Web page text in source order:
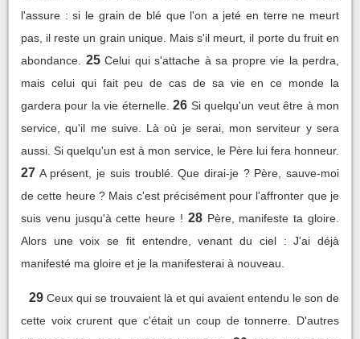
l'assure : si le grain de blé que l'on a jeté en terre ne meurt
pas, il reste un grain unique. Mais s'il meurt, il porte du fruit en
abondance.
25 Celui qui s'attache à sa propre vie la perdra,
mais celui qui fait peu de cas de sa vie en ce monde la
gardera pour la vie éternelle. 26 Si quelqu'un veut être à mon
service, qu'il me suive. Là où je serai, mon serviteur y sera
aussi. Si quelqu'un est à mon service, le Père lui fera honneur.
27 A présent, je suis troublé. Que dirai-je ? Père, sauve-moi
de cette heure ? Mais c'est précisément pour l'affronter que je
suis venu jusqu'à cette heure ! 28 Père, manifeste ta gloire.
Alors une voix se fit entendre, venant du ciel : J'ai déjà
manifesté ma gloire et je la manifesterai à nouveau.
29 Ceux qui se trouvaient là et qui avaient entendu le son de
cette voix crurent que c'était un coup de tonnerre. D'autres